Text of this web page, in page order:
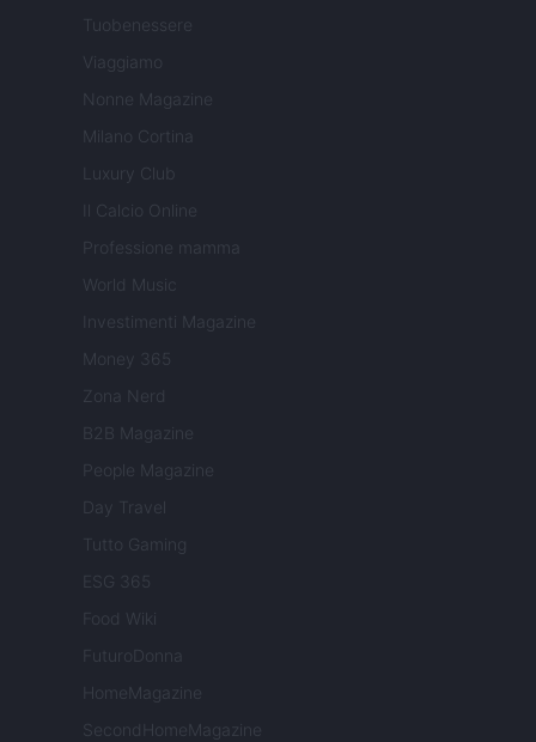
Tuobenessere
Viaggiamo
Nonne Magazine
Milano Cortina
Luxury Club
Il Calcio Online
Professione mamma
World Music
Investimenti Magazine
Money 365
Zona Nerd
B2B Magazine
People Magazine
Day Travel
Tutto Gaming
ESG 365
Food Wiki
FuturoDonna
HomeMagazine
SecondHomeMagazine